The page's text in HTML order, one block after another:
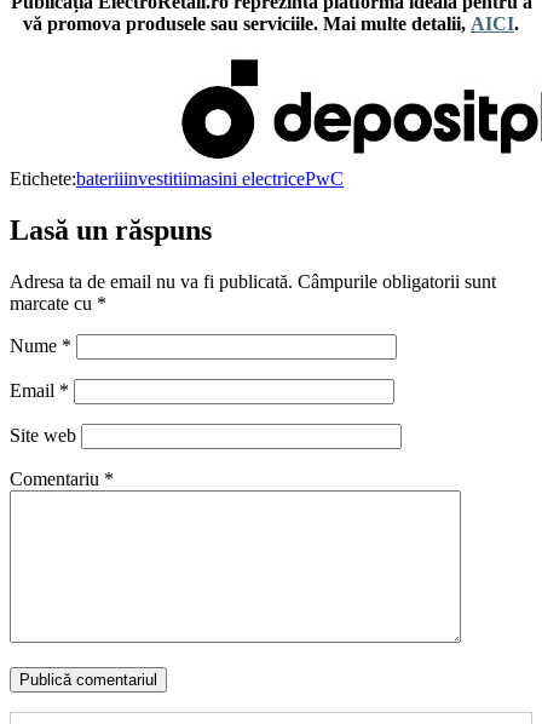
vă promova produsele sau serviciile. Mai multe detalii, AICI.
Etichete:bateriiinvestitiimasini electricePwC
Lasă un răspuns
Adresa ta de email nu va fi publicată. Câmpurile obligatorii sunt
marcate cu *
Nume *
Email *
Site web
Comentariu *